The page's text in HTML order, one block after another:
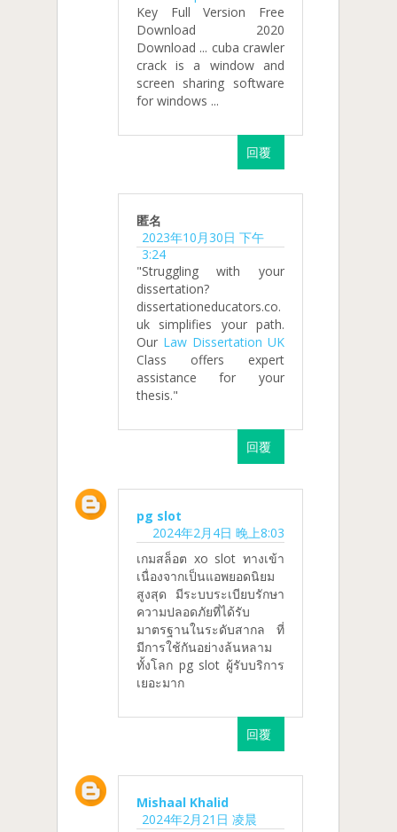
Key Full Version Free
Download 2020
Download ... cuba crawler
crack is a window and
screen sharing software
for windows ...
回覆
匿名
2023年10月30日 下午
3:24
"Struggling with your
dissertation?
dissertationeducators.co.
uk simplifies your path.
Our Law Dissertation UK
Class offers expert
assistance for your
thesis."
回覆
pg slot
2024年2月4日 晚上8:03
เกมสล็อต xo slot ทางเข้า
เนื่องจากเป็นแอพยอดนิยม
สูงสุด มีระบบระเบียบรักษา
ความปลอดภัยที่ได้รับ
มาตรฐานในระดับสากล ที่
มีการใช้กันอย่างล้นหลาม
ทั้งโลก pg slot ผู้รับบริการ
เยอะมาก
回覆
Mishaal Khalid
2024年2月21日 凌晨